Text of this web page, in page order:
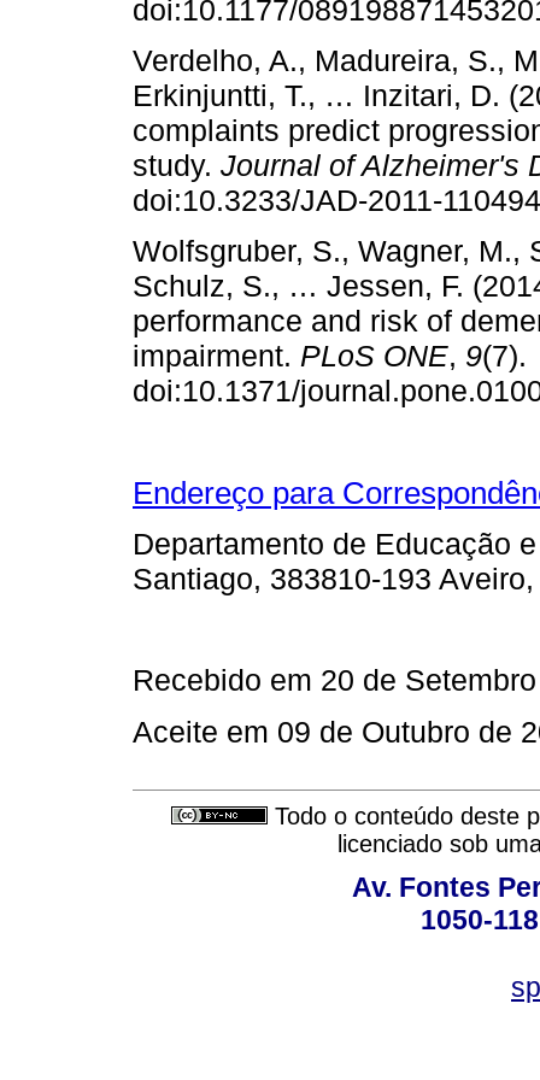
doi:10.1177/
Verdelho, A., Madureira, S.,
Erkinjuntti, T., … Inzitari, D.
complaints predict
study. Journal of Alzheimer's
doi:10.3233/JAD-2011-
Wolfsgruber, S., Wagner, M.,
Schulz, S., … Jessen, F.
performance and risk of
impairment. PLoS ONE, 9(7).
doi:10.1371/
Endereço para
Departamento de Educação
Santiago, 383810-193
Recebido em 20 de
Aceite em 09 de Outubro de
Todo o conteúdo deste
licenciado sob
Av. Fontes
1050-